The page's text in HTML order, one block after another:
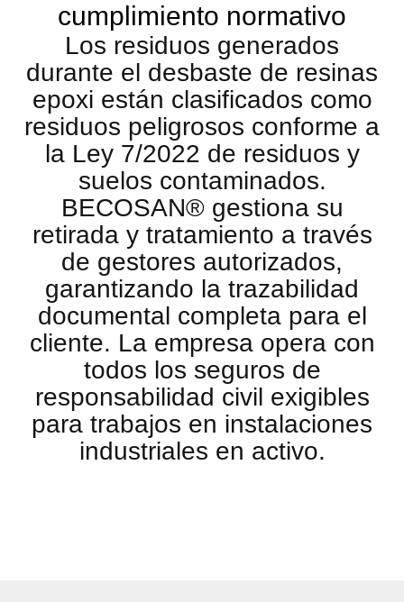
cumplimiento normativo
Los residuos generados
durante el desbaste de resinas
epoxi están clasificados como
residuos peligrosos conforme a
la Ley 7/2022 de residuos y
suelos contaminados.
BECOSAN® gestiona su
retirada y tratamiento a través
de gestores autorizados,
garantizando la trazabilidad
documental completa para el
cliente. La empresa opera con
todos los seguros de
responsabilidad civil exigibles
para trabajos en instalaciones
industriales en activo.